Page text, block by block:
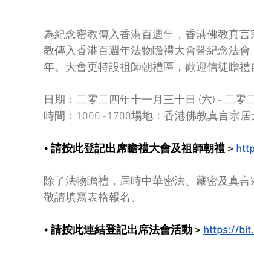
為紀念密教傳⼊⾹港百週年， 香港佛教真言
教傳入香港百週年法物瞻禮⼤會暨紀念法
年。大會更特設祖師朝禮區，歡迎信徒瞻禮
日期：二零二四年十一月三十日 (六) - 二零
時間：1000 -1700場地：香港佛教真言宗
• 請按此登記出席瞻禮大會及祖師朝禮 >
除了法物瞻禮，屆時中華密法、藏密及真
敬請填寫表格報名。
• 請按此連結登記出席法會活動 >https://